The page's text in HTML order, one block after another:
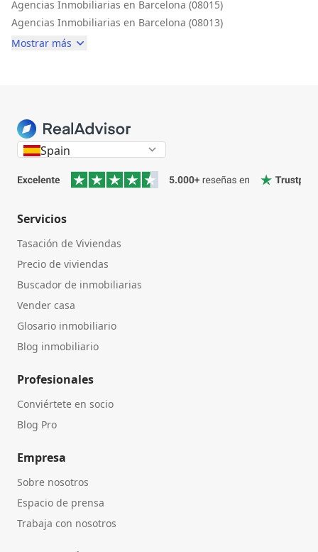
Agencias Inmobiliarias en Barcelona (08015)
Agencias Inmobiliarias en Barcelona (08013)
Mostrar más
Spain
Servicios
Tasación de Viviendas
Precio de viviendas
Buscador de inmobiliarias
Vender casa
Glosario inmobiliario
Blog inmobiliario
Profesionales
Conviértete en socio
Blog Pro
Empresa
Sobre nosotros
Espacio de prensa
Trabaja con nosotros